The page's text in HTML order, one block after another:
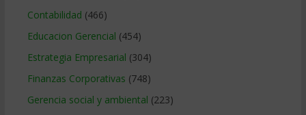
Contabilidad (466)
Educacion Gerencial (454)
Estrategia Empresarial (304)
Finanzas Corporativas (748)
Gerencia social y ambiental (223)